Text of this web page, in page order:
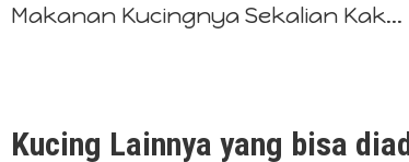
Makanan Kucingnya Sekalian Kak...
Kucing Lainnya yang bisa